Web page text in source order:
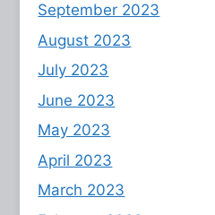
September 2023
August 2023
July 2023
June 2023
May 2023
April 2023
March 2023